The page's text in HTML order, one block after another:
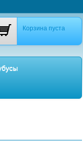
Корзина пуста